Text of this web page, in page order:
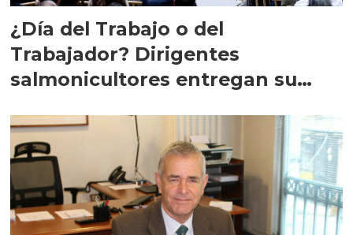
¿Día del Trabajo o del
Trabajador? Dirigentes
salmonicultores entregan su